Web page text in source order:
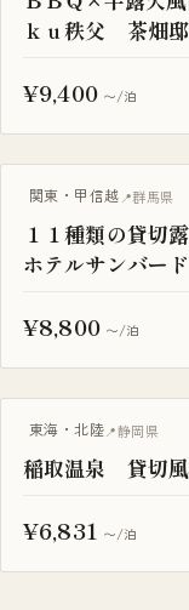
ｋｕ秩父 茶畑邸
¥9,400 〜/泊
一棟貸し
関東・甲信越 群馬県
１１種類の貸切
ホテルサンバード
¥8,800 〜/泊
一棟貸し
東海・北陸 静岡県
稲取温泉 貸切
¥6,831 〜/泊